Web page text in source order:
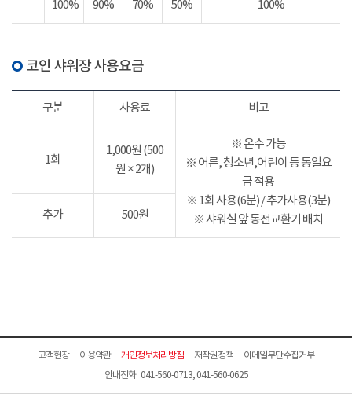
100% 90% 70% 50% 100%
코인 샤워장 사용요금
구분 사용료 비고
1회
1,000원 (500
원 × 2개)
※ 온수 가능
※ 어른, 청소년,어린이 등 동일요
금 적용
※ 1회 사용(6분) / 추가사용(3분)
※ 샤워실 앞 동전교환기 배치
추가 500원
고객헌장 이용약관 개인정보처리방침 저작권정책
이메일무단수집거부
안내전화 041-560-0713, 041-560-0625